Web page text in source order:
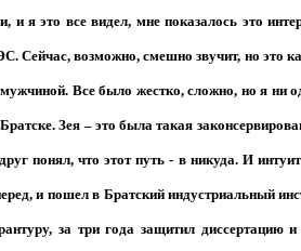
и я это все видел, мне показалось это
Сейчас, возможно, смешно звучит, но это
Все было жестко, сложно, но я ни
Зея – это была такая
понял, что этот путь - в никуда. И
и пошел в Братский индустриальный
за три года защитил диссертацию